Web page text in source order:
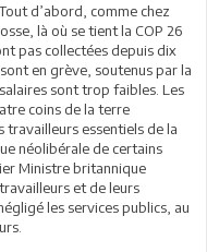
d’abord, comme chez
là où se tient la COP 26
pas collectées depuis dix
en grève, soutenus par la
sont trop faibles. Les
coins de la terre
essentiels de la
néolibérale de certains
Ministre britannique
et de leurs
les services publics, au